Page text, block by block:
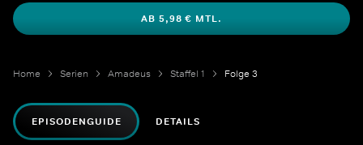
AB 5,98 € MTL.
Home Serien Amadeus Staffel 1 Folge 3
EPISODENGUIDE DETAILS